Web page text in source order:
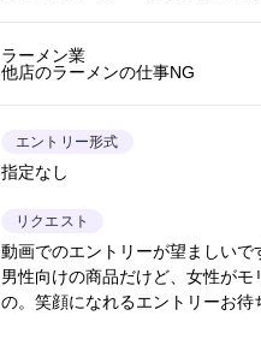
ラーメン業
他店のラーメンの仕事NG
エントリー形式
指定なし
リクエスト
動画でのエントリーが望ましいで
男性向けの商品だけど、女性が
の。笑顔になれるエントリーお待